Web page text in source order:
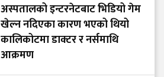
अस्पतालको इन्टरनेटबाट भिडियो गेम
खेल्न नदिएका कारण भएको थियो
कालिकोटमा डाक्टर र नर्समाथि
आक्रमण